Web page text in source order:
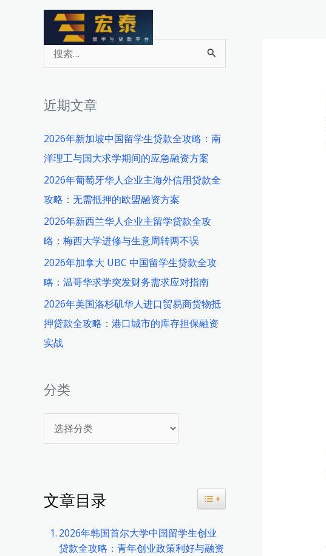
搜
索
近期文章
2026年新加坡中国留学生贷款全攻略：南
洋理工与国大求学期间的应急融资方案
2026年葡萄牙华人企业主海外信用贷款全
攻略：无需抵押的欧盟融资方案
2026年新西兰华人企业主留学贷款全攻
略：梅西大学进修与生意周转两不误
2026年加拿大 UBC 中国留学生贷款全攻
略：温哥华求学突发财务需求应对指南
2026年美国洛杉矶华人进口贸易商货物抵
押贷款全攻略：港口城市的库存担保融资
实战
分类
类
文章目录 Toggle Table of Content
2026年韩国首尔大学中国留学生创业
贷款全攻略：青年创业政策利好与融资